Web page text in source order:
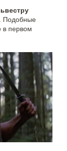
. Подобные
в первом